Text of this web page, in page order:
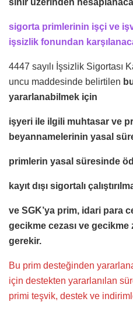
sigorta primlerinin işçi ve
işsizlik fonundan
4447 sayılı İşsizlik Sigortası
uncu maddesinde belirtilen
yararlanabilmek için
işyeri ile ilgili muhtasar ve
beyannamelerinin yasal
primlerin yasal süresinde
kayıt dışı sigortalı
ve SGK’ya prim, idari para
gecikme cezası ve gecikme
gerekir.
Bu prim desteğinden
için destekten yararlanılan
primi teşvik, destek ve